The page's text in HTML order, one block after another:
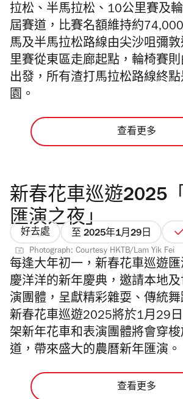
拉松、半馬拉松、10公里賽及
屆賽道，比賽名額維持約
馬及半馬拉松路線由尖沙咀彌
里賽從東區走廊起點，輪椅賽
出發，所有渣打馬拉松路線終
園。
查看更多
新春花車巡遊2025
匯演之夜」
好去處 至 2025年1月29日
Photograph: Courtesy HKTB/Lam Yik Fei
每逢大年初一，新春花車巡遊
慶洋洋的新年慶典，邀請本地
演團體，呈獻精彩雜耍、傳統
新春花車巡遊2025將於1月29
架新年花車和表演團體將會穿
道，帶來盛大的農曆新年匯演。
查看更多